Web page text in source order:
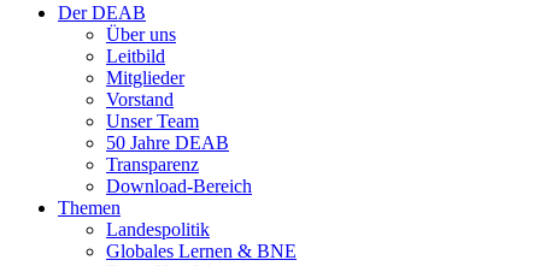
Der DEAB
Über uns
Leitbild
Mitglieder
Vorstand
Unser Team
50 Jahre DEAB
Transparenz
Download-Bereich
Themen
Landespolitik
Globales Lernen & BNE